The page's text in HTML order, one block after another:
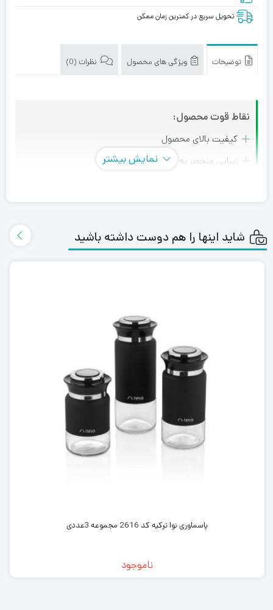
تحویل سریع در کمترین زمان ممکن
توضیحات ویژگی های محصول نظرات (0)
نقاط قوت محصول:
کیفیت بالای محصول
زیبایی منحصر به فرد
جنس : شیشه کانتینری + پایه چرخان استیل
نمایش بیشتر
شاید اینها را هم دوست داشته باشید
پاسماوری نوا ترکیه کد 2616 مجموعه 3عددی
ناموجود